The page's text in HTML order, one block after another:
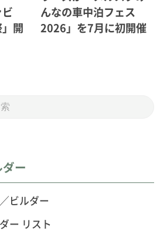
開
んなの車中泊フェス
2026」を7月に初開催
ー
ビルダー
ー リスト